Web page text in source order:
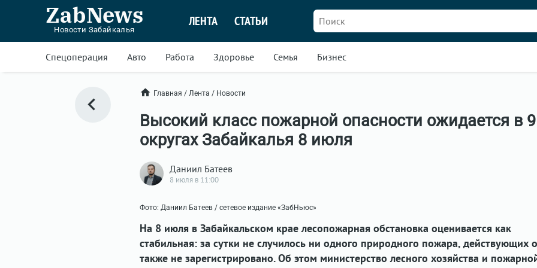
ZabNews
Новости Забайкалья
ЛЕНТА СТАТЬИ
Спецоперация Авто Работа Здоровье Семья Бизнес
Главная / Лента / Новости
Высокий класс пожарной опасности ожидается в 9
округах Забайкалья 8 июля
Даниил Батеев
8 июля в 11:00
Фото: Даниил Батеев / сетевое издание «ЗабНьюс»
На 8 июля в Забайкальском крае лесопожарная обстановка оценивается как
стабильная: за сутки не случилось ни одного природного пожара, действующих
также не зарегистрировано. Об этом министерство лесного хозяйства и